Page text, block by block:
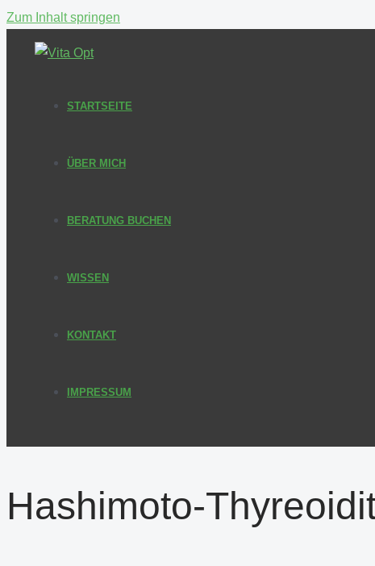
Zum Inhalt springen
STARTSEITE
ÜBER MICH
BERATUNG BUCHEN
WISSEN
KONTAKT
IMPRESSUM
Hashimoto-